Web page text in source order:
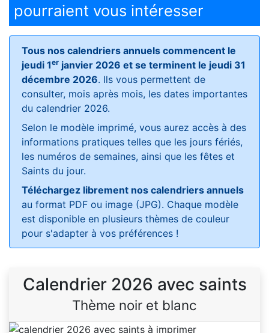
pourraient vous intéresser
Tous nos calendriers annuels commencent le
jeudi 1er janvier 2026 et se terminent le jeudi 31
décembre 2026. Ils vous permettent de
consulter, mois après mois, les dates importantes
du calendrier 2026.
Selon le modèle imprimé, vous aurez accès à des
informations pratiques telles que les jours fériés,
les numéros de semaines, ainsi que les fêtes et
Saints du jour.
Téléchargez librement nos calendriers annuels
au format PDF ou image (JPG). Chaque modèle
est disponible en plusieurs thèmes de couleur
pour s'adapter à vos préférences !
Calendrier 2026 avec saints
Thème noir et blanc